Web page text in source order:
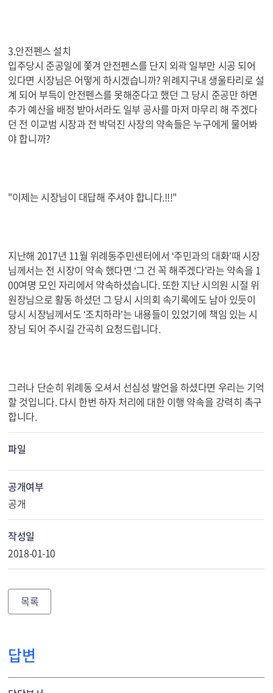
3.안전펜스 설치
입주당시 준공일에 쫓겨 안전펜스를 단지 외곽 일부만 시공 되어
있다면 시장님은 어떻게 하시겠습니까? 위례지구내 생울타리로 설
계 되어 부득이 안전펜스를 못해준다고 했던 그 당시 준공만 하면
추가 예산을 배정 받아서라도 일부 공사를 마저 마무리 해 주겠다
던 전 이교범 시장과 전 박덕진 사장의 약속들은 누구에게 물어봐
야 합니까?
"이제는 시장님이 대답해 주셔야 합니다.!!!"
지난해 2017년 11월 위례동주민센터에서 ‘주민과의 대화’때 시장
님께서는 전 시장이 약속 했다면 ‘그 건 꼭 해주겠다’라는 약속을 1
00여명 모인 자리에서 약속하셨습니다. 또한 지난 시의원 시절 위
원장님으로 활동 하셨던 그 당시 시의회 속기록에도 남아 있듯이
당시 시장님께서도 ‘조치하라’는 내용들이 있었기에 책임 있는 시
장님 되어 주시길 간곡히 요청드립니다.
그러나 단순히 위례동 오셔서 선심성 발언을 하셨다면 우리는 기억
할 것입니다. 다시 한번 하자 처리에 대한 이행 약속을 강력히 촉구
합니다.
파일
공개여부
공개
작성일
2018-01-10
목록
답변